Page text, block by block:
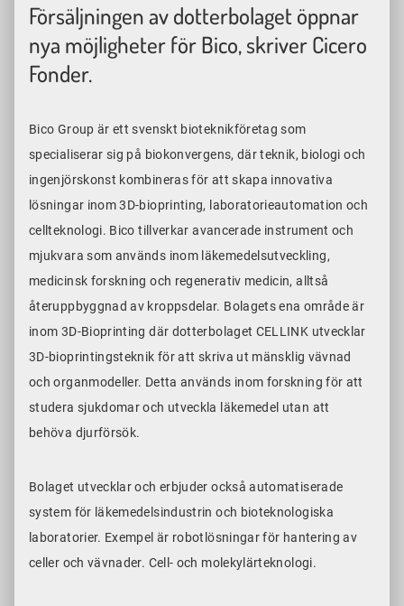
Försäljningen av dotterbolaget öppnar
nya möjligheter för Bico, skriver Cicero
Fonder.
Bico Group är ett svenskt bioteknikföretag som
specialiserar sig på biokonvergens, där teknik, biologi och
ingenjörskonst kombineras för att skapa innovativa
lösningar inom 3D-bioprinting, laboratorieautomation och
cellteknologi. Bico tillverkar avancerade instrument och
mjukvara som används inom läkemedelsutveckling,
medicinsk forskning och regenerativ medicin, alltså
återuppbyggnad av kroppsdelar. Bolagets ena område är
inom 3D-Bioprinting där dotterbolaget CELLINK utvecklar
3D-bioprintingsteknik för att skriva ut mänsklig vävnad
och organmodeller. Detta används inom forskning för att
studera sjukdomar och utveckla läkemedel utan att
behöva djurförsök.
Bolaget utvecklar och erbjuder också automatiserade
system för läkemedelsindustrin och bioteknologiska
laboratorier. Exempel är robotlösningar för hantering av
celler och vävnader. Cell- och molekylärteknologi.